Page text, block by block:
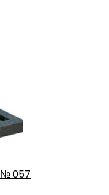
№ 057